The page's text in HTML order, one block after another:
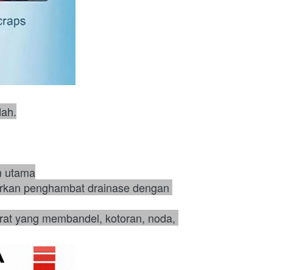
utama
penghambat drainase dengan
yang membandel, kotoran, noda,